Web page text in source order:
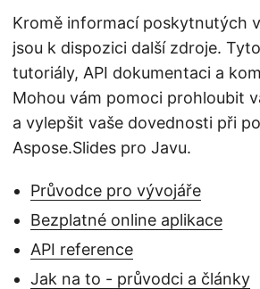
Kromě informací poskytnutých
jsou k dispozici další zdroje.
tutoriály, API dokumentaci a
Mohou vám pomoci prohloubit
a vylepšit vaše dovednosti při
Aspose.Slides pro Javu.
Průvodce pro vývojáře
Bezplatné online aplikace
API reference
Jak na to - průvodci a články